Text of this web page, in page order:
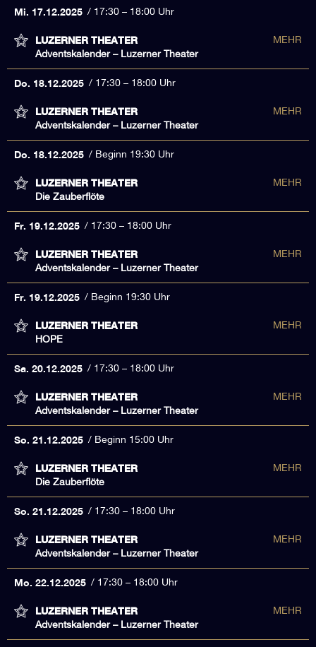
Mi. 17.12.2025 17:30 – 18:00 Uhr
LUZERNER THEATER
Adventskalender – Luzerner Theater
MEHR
Do. 18.12.2025 17:30 – 18:00 Uhr
LUZERNER THEATER
Adventskalender – Luzerner Theater
MEHR
Do. 18.12.2025 Beginn 19:30 Uhr
LUZERNER THEATER
Die Zauberflöte
MEHR
Fr. 19.12.2025 17:30 – 18:00 Uhr
LUZERNER THEATER
Adventskalender – Luzerner Theater
MEHR
Fr. 19.12.2025 Beginn 19:30 Uhr
LUZERNER THEATER
HOPE
MEHR
Sa. 20.12.2025 17:30 – 18:00 Uhr
LUZERNER THEATER
Adventskalender – Luzerner Theater
MEHR
So. 21.12.2025 Beginn 15:00 Uhr
LUZERNER THEATER
Die Zauberflöte
MEHR
So. 21.12.2025 17:30 – 18:00 Uhr
LUZERNER THEATER
Adventskalender – Luzerner Theater
MEHR
Mo. 22.12.2025 17:30 – 18:00 Uhr
LUZERNER THEATER
Adventskalender – Luzerner Theater
MEHR